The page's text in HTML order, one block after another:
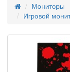
Мониторы
Игровой